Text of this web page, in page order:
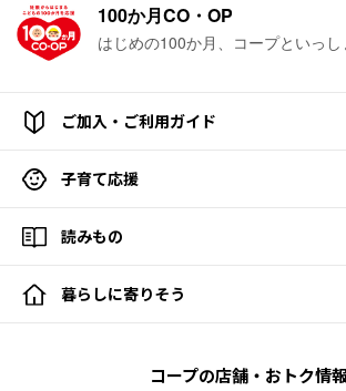
100か月CO・OP
はじめの100か月、コープといっし
ご加入・ご利用ガイド
子育て応援
読みもの
暮らしに寄りそう
コープの店舗・おトク情